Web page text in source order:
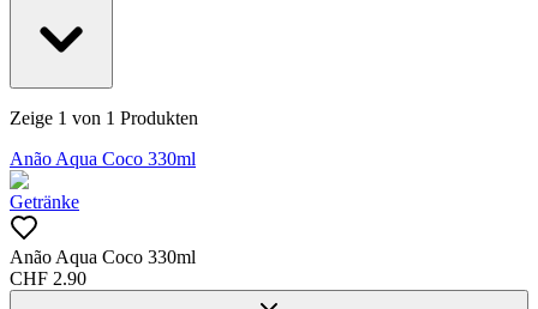
Zeige 1 von 1 Produkten
Anão Aqua Coco 330ml
Getränke
Anão Aqua Coco 330ml
CHF 2.90